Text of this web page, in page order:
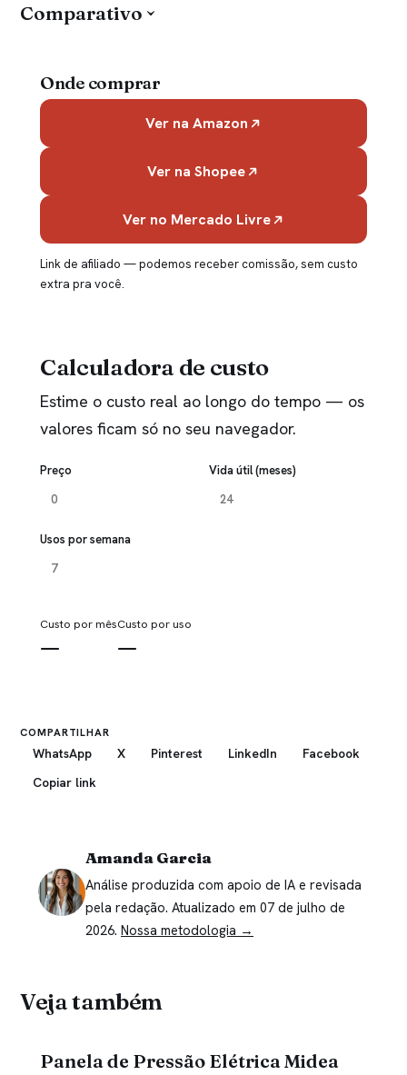
Comparativo
Onde comprar
Ver na Amazon
Ver na Shopee
Ver no Mercado Livre
Link de afiliado — podemos receber comissão, sem custo
extra pra você.
Calculadora de custo
Estime o custo real ao longo do tempo — os
valores ficam só no seu navegador.
Preço Vida útil (meses)
Usos por semana
Custo por mês
—
Custo por uso
—
COMPARTILHAR
WhatsApp X Pinterest LinkedIn
Facebook
Copiar link
Amanda Garcia
Análise produzida com apoio de IA e revisada
pela redação. Atualizado em 07 de julho de
2026. Nossa metodologia →
Veja também
Panela de Pressão Elétrica Midea